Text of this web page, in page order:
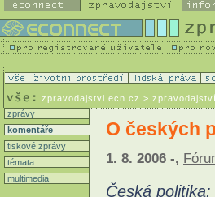
zpravodajstvi.ecn.cz >
zprávy
komentáře
tiskové zprávy
témata
multimedia
O českých
1. 8. 2006 -,
Česká